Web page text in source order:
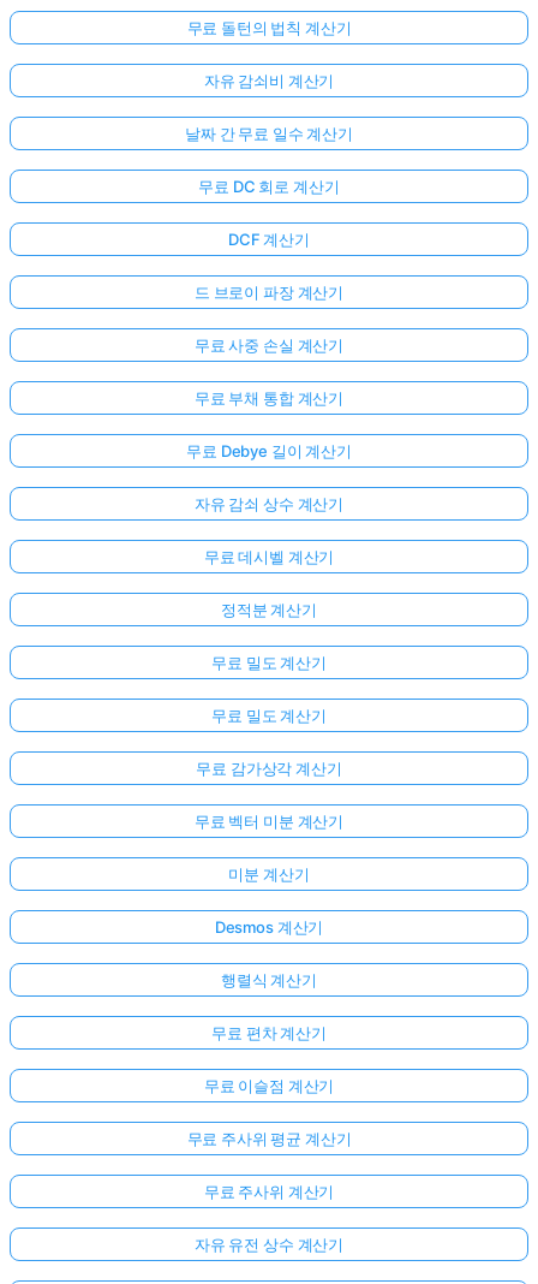
무료 돌턴의 법칙 계산기
자유 감쇠비 계산기
날짜 간 무료 일수 계산기
무료 DC 회로 계산기
DCF 계산기
드 브로이 파장 계산기
무료 사중 손실 계산기
무료 부채 통합 계산기
무료 Debye 길이 계산기
자유 감쇠 상수 계산기
무료 데시벨 계산기
정적분 계산기
무료 밀도 계산기
무료 밀도 계산기
무료 감가상각 계산기
무료 벡터 미분 계산기
미분 계산기
Desmos 계산기
행렬식 계산기
무료 편차 계산기
무료 이슬점 계산기
무료 주사위 평균 계산기
무료 주사위 계산기
자유 유전 상수 계산기